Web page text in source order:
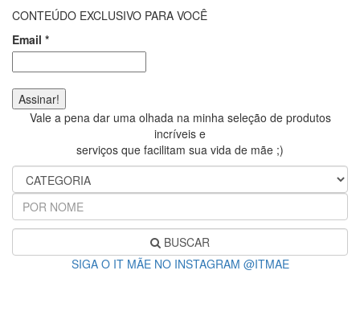
CONTEÚDO EXCLUSIVO PARA VOCÊ
Email *
Vale a pena dar uma olhada na minha seleção de produtos
incríveis e
serviços que facilitam sua vida de mãe ;)
BUSCAR
SIGA O IT MÃE NO INSTAGRAM @ITMAE